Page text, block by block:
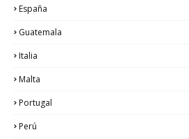
España
Guatemala
Italia
Malta
Portugal
Perú